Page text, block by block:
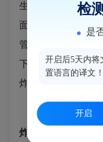
生爆炸事故，造成
面布置存在重大缺
管沟，切割作业过
下池中可燃气体
炸。
中国化工集
炸事故
检
是
开启后5天内将
置语言的译文！
开启